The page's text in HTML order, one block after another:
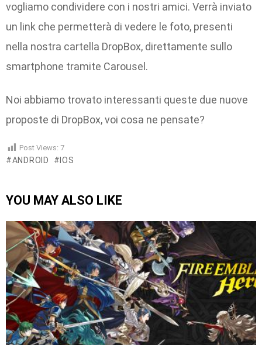
vogliamo condividere con i nostri amici. Verrà inviato
un link che permetterà di vedere le foto, presenti
nella nostra cartella DropBox, direttamente sullo
smartphone tramite Carousel.
Noi abbiamo trovato interessanti queste due nuove
proposte di DropBox, voi cosa ne pensate?
Post Views: 7
ANDROID IOS
YOU MAY ALSO LIKE